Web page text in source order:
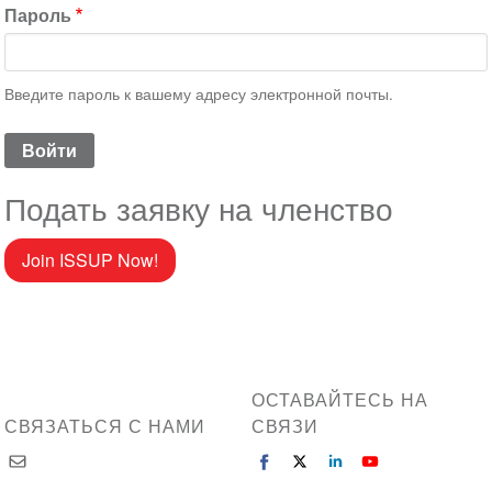
Пароль
Введите пароль к вашему адресу электронной почты.
Подать заявку на членство
Join ISSUP Now!
СВЯЗАТЬСЯ С НАМИ
ОСТАВАЙТЕСЬ НА
СВЯЗИ